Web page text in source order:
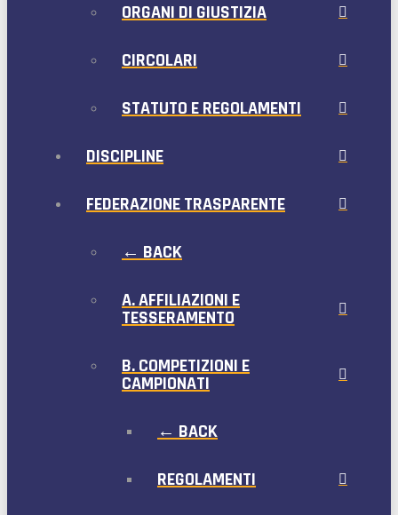
ORGANI DI GIUSTIZIA
CIRCOLARI
STATUTO E REGOLAMENTI
DISCIPLINE
FEDERAZIONE TRASPARENTE
← BACK
A. AFFILIAZIONI E
TESSERAMENTO
B. COMPETIZIONI E
CAMPIONATI
← BACK
REGOLAMENTI